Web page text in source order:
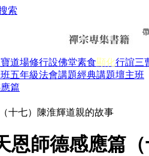
索
道場修行設佛堂素食顯化行誼三
五年級法會講題經典講題壇主班
篇
十七）陳淮輝道親的故事
恩師德感應篇